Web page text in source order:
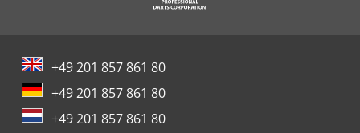
Hyster S1.0
Jcb 86C-2
+49 201 857 861 80
+49 201 857 861 80
+49 201 857 861 80